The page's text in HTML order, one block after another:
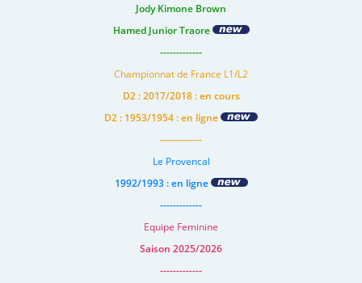
Jody Kimone Brown
Hamed Junior Traore
-------------
Championnat de France L1/L2
D2 : 2017/2018 : en cours
D2 : 1953/1954 : en ligne
-------------
Le Provencal
1992/1993 : en ligne
-------------
Equipe Feminine
Saison 2025/2026
-------------